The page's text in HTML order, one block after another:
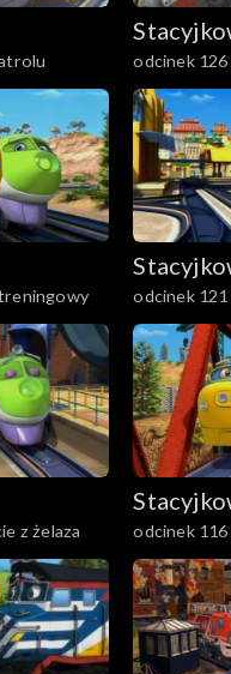
odcinek
parowy
odcinek
z żelaza odcinek